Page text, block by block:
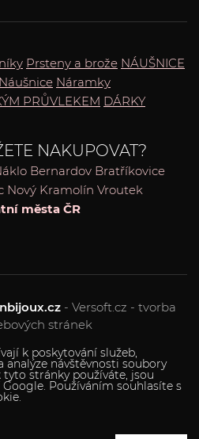
k poskytování služeb,
analýze návštěvnosti soubory
stránky používáte, jsou
Používáním souhlasíte s
Prsteny a brože NÁUŠNICE
Náušnice Náramky
PRŮVLEKEM DÁRKY
NAKUPOVAT?
Bernardov Bratříkovice
Nový Kramolín Vroutek
města ČR
- Versoft.cz - tvorba
stránek